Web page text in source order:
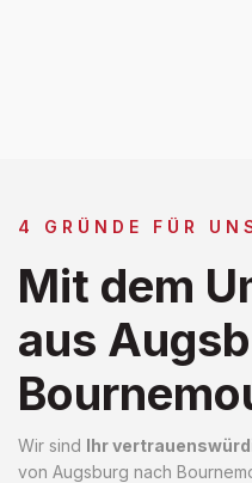
4 GRÜNDE FÜR
Mit dem
aus
Wir sind Ihr
von Augsburg nach